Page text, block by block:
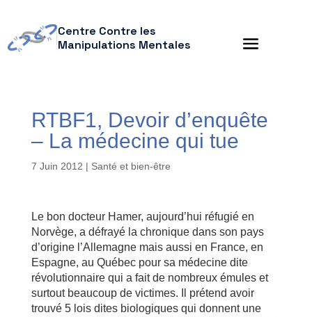
Centre Contre les
Manipulations Mentales
RTBF1, Devoir d’enquête
– La médecine qui tue
7 Juin 2012 | Santé et bien-être
Le bon docteur Hamer, aujourd’hui réfugié en
Norvège, a défrayé la chronique dans son pays
d’origine l’Allemagne mais aussi en France, en
Espagne, au Québec pour sa médecine dite
révolutionnaire qui a fait de nombreux émules et
surtout beaucoup de victimes. Il prétend avoir
trouvé 5 lois dites biologiques qui donnent une